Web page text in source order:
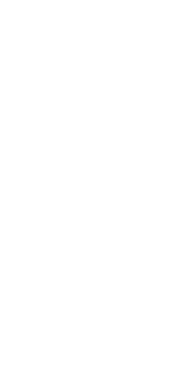
Schule im
Staatshaushaltsplans.